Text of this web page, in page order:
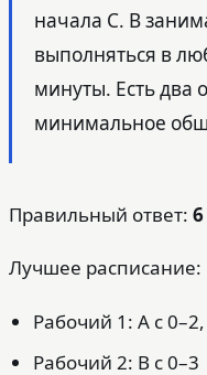
начала C. B
выполняться в
минуты. Есть два
минимальное
Правильный ответ:
Лучшее расписание:
Рабочий 1: A с
Рабочий 2: B с 0–3